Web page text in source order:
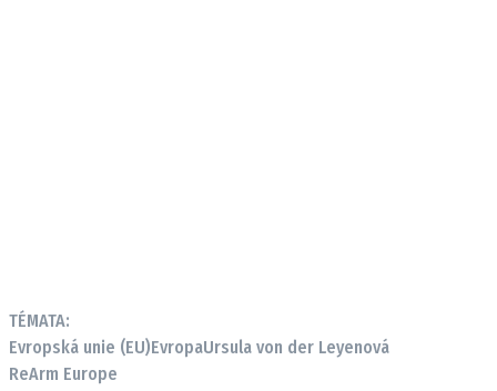
TÉMATA:
Evropská unie (EU)EvropaUrsula von der Leyenová
ReArm Europe